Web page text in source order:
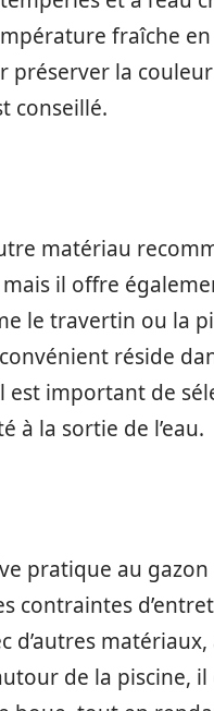
fraîche
préserver la
conseillé.
matériau
il offre
le travertin ou la
réside
important de
à la sortie de l’eau.
pratique au
contraintes
d’autres
de la piscine,